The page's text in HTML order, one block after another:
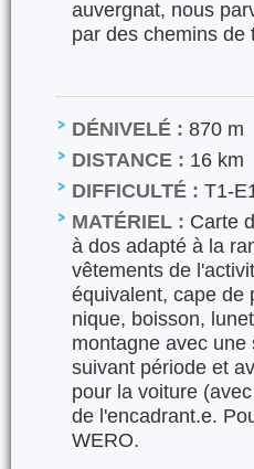
auvergnat, nous
par des chemins de
DÉNIVELÉ : 870 m
DISTANCE : 16 km
DIFFICULTÉ : T1-
MATÉRIEL : Carte
à dos adapté à la
vêtements de
équivalent, cape de
nique, boisson,
montagne avec
suivant période et
pour la voiture
de l'encadrant.e.
WERO.